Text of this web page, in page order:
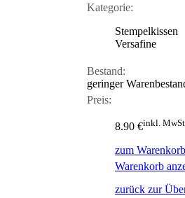
Kategorie:
Stempelkissen
Versafine
Bestand:
geringer
Preis:
8.90 €inkl.
zum
Warenkorb
zurück zur